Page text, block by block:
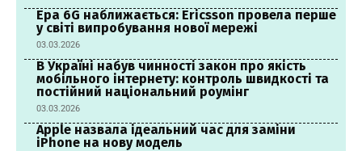
Ера 6G наближається: Ericsson провела перше
у світі випробування нової мережі
03.03.2026
В Україні набув чинності закон про якість
мобільного інтернету: контроль швидкості та
постійний національний роумінг
03.03.2026
Apple назвала ідеальний час для заміни
iPhone на нову модель